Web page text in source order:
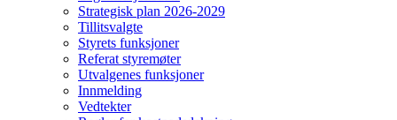
Strategisk plan 2026-2029
Tillitsvalgte
Styrets funksjoner
Referat styremøter
Utvalgenes funksjoner
Innmelding
Vedtekter